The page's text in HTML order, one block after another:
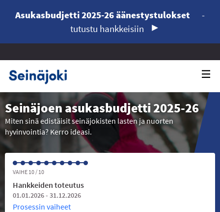
Asukasbudjetti 2025-26 äänestystulokset
-
tutustu hankkeisiin
Seinäjoen asukasbudjetti 2025-26
Miten sinä edistäisit seinäjokisten lasten ja nuorten
hyvinvointia? Kerro ideasi.
VAIHE 10 / 10
Hankkeiden toteutus
01.01.2026 - 31.12.2026
Prosessin vaiheet